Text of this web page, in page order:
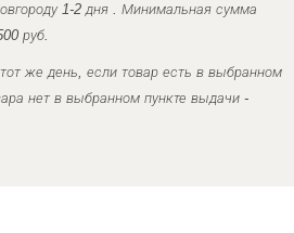
1-2 дня . Минимальная сумма
руб.
же день, если товар есть в выбранном
нет в выбранном пункте выдачи -